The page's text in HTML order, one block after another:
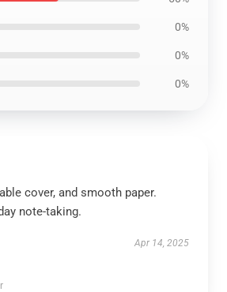
0%
0%
0%
cover, and smooth paper.
note-taking.
Apr 14, 2025